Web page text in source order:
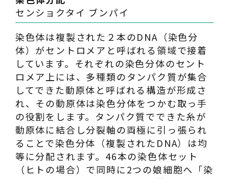
センショクタイ ブンパイ
染色体は複製された２本のDNA（染色分
体）がセントロメアと呼ばれる領域で接着
しています。それぞれの染色分体のセント
ロメア上には、多種類のタンパク質が集合
してできた動原体と呼ばれる構造が形成さ
れ、その動原体は染色分体をつかむ取っ手
の役割をします。タンパク質でできた糸が
動原体に結合し分裂軸の両極に引っ張られ
ることで染色分体（複製されたDNA）は均
等に分配されます。46本の染色体セット
（ヒトの場合）で同時に2つの娘細胞へ「染